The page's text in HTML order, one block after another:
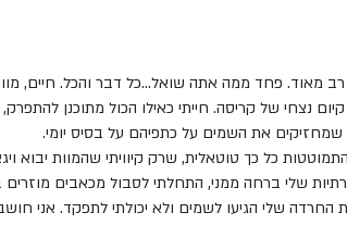
מאוד. פחד ממה אתה שואל…כל דבר והכל. חיים,
נצחי של קריסה. חייתי כאילו הכול מתוכנן
שמחזיקים את השמים על כתפיהם על בסיס יומי.
חוויתי התמוטטות כל כך טוטאלית, שרק קיוויתי שהמוות
שלי ברחה ממני, התחלתי לסבול מכאבים מוזרים
החרדה שלי הגיעו לשמים ולא יכולתי לתפקד. אני